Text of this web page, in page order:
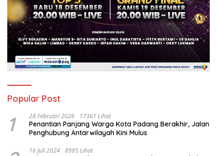
Popular Post
1 28 Februari 2026 17361 Lihat
Penantian Panjang Warga Kota Padang Berakhir, Jalan
Penghubung Antarwilayah Kini Mulus
16 Juli 2024 8995 Lihat